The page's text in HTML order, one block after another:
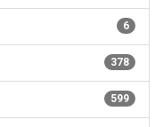
6
378
599